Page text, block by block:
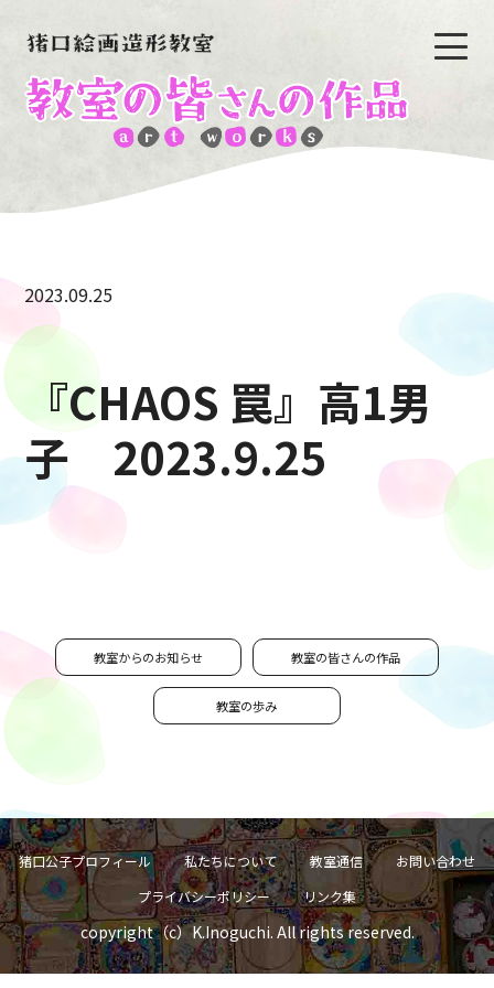
2023.09.25
『CHAOS 罠』高1男
子 2023.9.25
教室からのお知らせ 教室の皆さんの作品
教室の歩み
猪口公子プロフィール 私たちについて 教室通信
お問い合わせ
プライバシーポリシー
リンク集
copyright（c）K.Inoguchi. All rights reserved.